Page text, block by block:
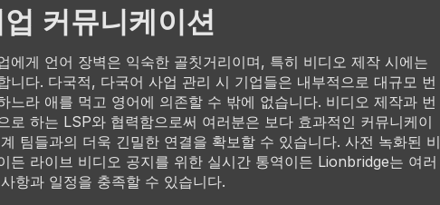
커뮤니케이션
에게 언어 장벽은 익숙한 골칫거리이며, 특히 비디오 제작 시에는
니다. 다국적, 다국어 사업 관리 시 기업들은 내부적으로 대규모 번
느라 애를 먹고 영어에 의존할 수 밖에 없습니다. 비디오 제작과 번
로 하는 LSP와 협력함으로써 여러분은 보다 효과적인 커뮤니케이
팀들과의 더욱 긴밀한 연결을 확보할 수 있습니다. 사전 녹화된 비
든 라이브 비디오 공지를 위한 실시간 통역이든 Lionbridge는 여러
항과 일정을 충족할 수 있습니다.